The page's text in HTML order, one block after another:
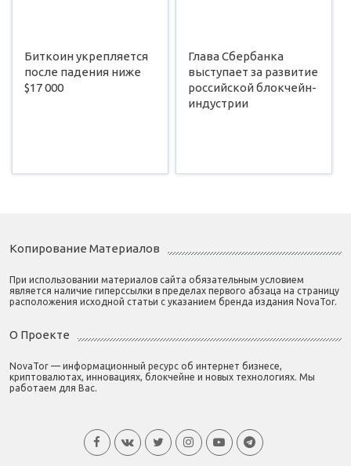
Биткоин укрепляется
после падения ниже
$17 000
Глава Сбербанка
выступает за развитие
российской блокчейн-
индустрии
Копирование Материалов
При использовании материалов сайта обязательным условием
является наличие гиперссылки в пределах первого абзаца на страницу
расположения исходной статьи с указанием бренда издания NovaTor.
О Проекте
NovaTor — информационный ресурс об интернет бизнесе,
криптовалютах, инновациях, блокчейне и новых технологиях. Мы
работаем для Вас.